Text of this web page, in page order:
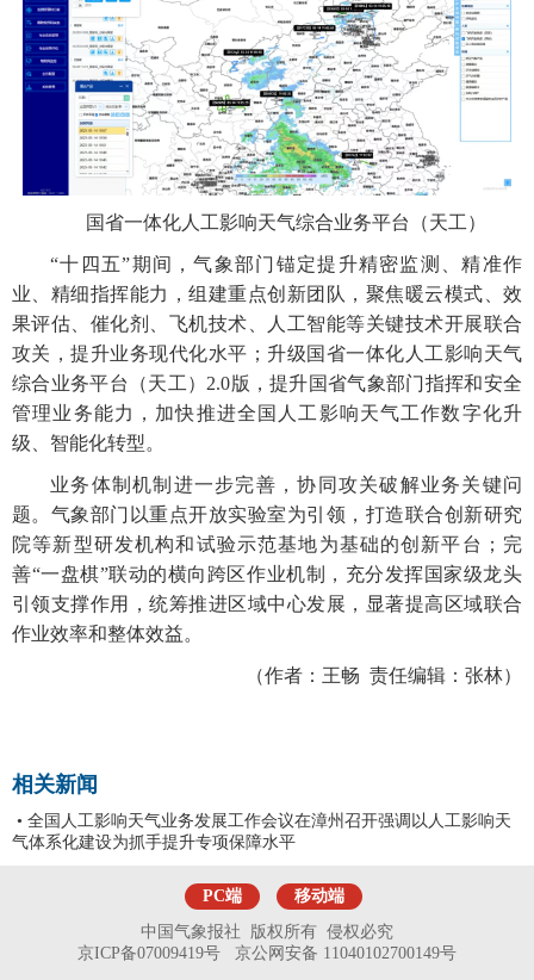
国省一体化人工影响天气综合业务平台（天工）
“十四五”期间，气象部门锚定提升精密监测、精准作
业、精细指挥能力，组建重点创新团队，聚焦暖云模式、效
果评估、催化剂、飞机技术、人工智能等关键技术开展联合
攻关，提升业务现代化水平；升级国省一体化人工影响天气
综合业务平台（天工）2.0版，提升国省气象部门指挥和安全
管理业务能力，加快推进全国人工影响天气工作数字化升
级、智能化转型。
业务体制机制进一步完善，协同攻关破解业务关键问
题。气象部门以重点开放实验室为引领，打造联合创新研究
院等新型研发机构和试验示范基地为基础的创新平台；完
善“一盘棋”联动的横向跨区作业机制，充分发挥国家级龙头
引领支撑作用，统筹推进区域中心发展，显著提高区域联合
作业效率和整体效益。
（作者：王畅 责任编辑：张林）
相关新闻
• 全国人工影响天气业务发展工作会议在漳州召开强调以人工影响天
气体系化建设为抓手提升专项保障水平
PC端
移动端
中国气象报社 版权所有 侵权必究
京ICP备07009419号 京公网安备 11040102700149号